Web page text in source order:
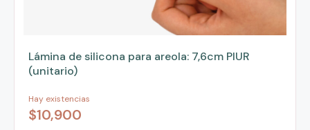
Lámina de silicona para areola: 7,6cm PIUR
(unitario)
Hay existencias
$10,900